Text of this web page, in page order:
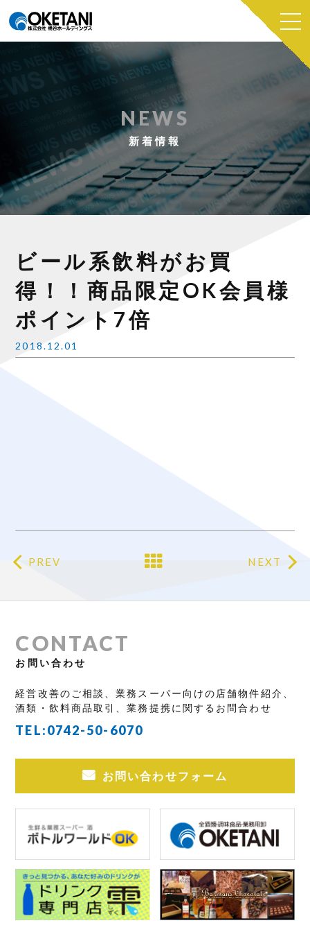
NEWS
新着情報
ビール系飲料がお買
得！！商品限定OK会員様
ポイント7倍
2018.12.01
PREV NEXT
CONTACT
お問い合わせ
経営改善のご相談、業務スーパー向けの店舗物件紹介、
酒類・飲料商品取引、業務提携に関するお問合わせ
TEL:0742-50-6070
お問い合わせフォーム